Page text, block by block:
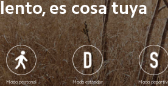
lento, es cosa tuya
Modo peatonal Modo estándar Modo